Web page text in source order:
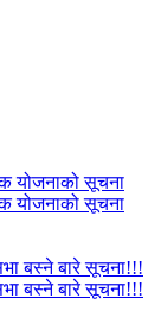
योजनाको सूचना
योजनाको सूचना
बस्ने बारे सूचना!!!
बस्ने बारे सूचना!!!